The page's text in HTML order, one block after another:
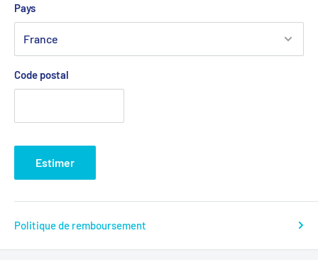
Pays
Code postal
Estimer
Politique de remboursement